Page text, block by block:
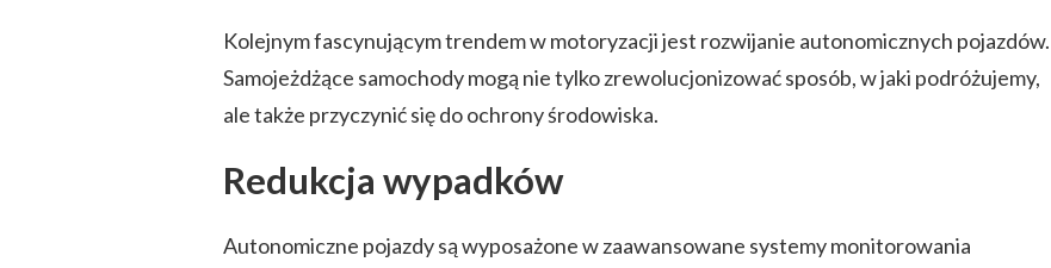
Kolejnym fascynującym trendem w motoryzacji jest rozwijanie autonomicznych pojazdów.
Samojeżdżące samochody mogą nie tylko zrewolucjonizować sposób, w jaki podróżujemy,
ale także przyczynić się do ochrony środowiska.
Redukcja wypadków
Autonomiczne pojazdy są wyposażone w zaawansowane systemy monitorowania